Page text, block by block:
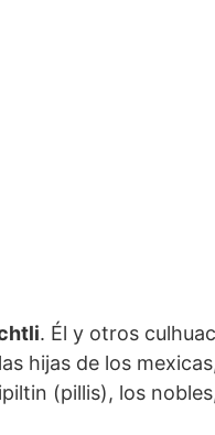
. Él y otros
hijas de los
(pillis), los